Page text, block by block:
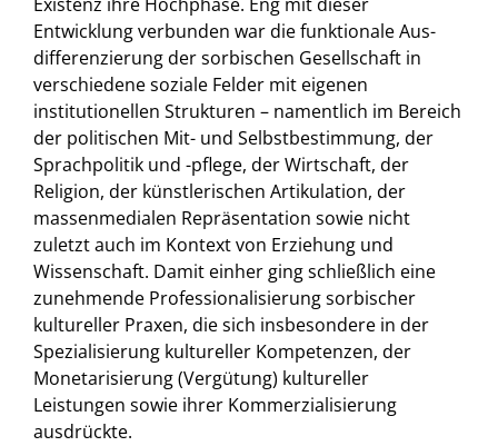
Entwicklung verbunden war die funktionale Aus­
differenzierung der sorbischen Gesellschaft in
verschiedene soziale Felder mit eigenen
institutionellen Strukturen – namentlich im Bereich
der politischen Mit- und Selbstbestimmung, der
Sprachpolitik und -pflege, der Wirtschaft, der
Religion, der künstlerischen Artikulation, der
massenmedialen Repräsentation sowie nicht
zuletzt auch im Kontext von Erziehung und
Wissenschaft. Damit einher ging schließlich eine
zunehmende Professionalisierung sorbischer
kultureller Praxen, die sich insbesondere in der
Spezialisierung kultureller Kompetenzen, der
Monetarisierung (Vergütung) kultureller
Leistungen sowie ihrer Kommerzialisierung
ausdrückte.